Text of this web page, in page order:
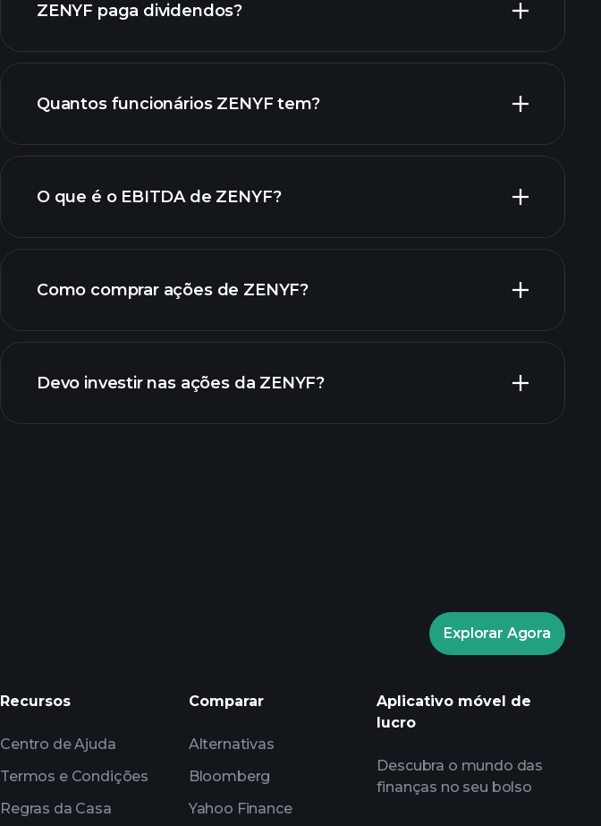
relatórios financeiros de
ZENYF paga dividendos?
ações de alto dividendo
Quantos funcionários ZENYF tem?
maiores
O que é o EBITDA de ZENYF?
relatórios financeiros de ZENYF
Como comprar ações de ZENYF?
Devo investir nas ações da ZENYF?
Tormentas
impulsionados por IA
Portfólios de Bilionários
Explorar Agora
Recursos
Centro de Ajuda
Termos e Condições
Regras da Casa
Comparar
Alternativas
Bloomberg
Yahoo Finance
Aplicativo móvel de
lucro
Descubra o mundo das
finanças no seu bolso